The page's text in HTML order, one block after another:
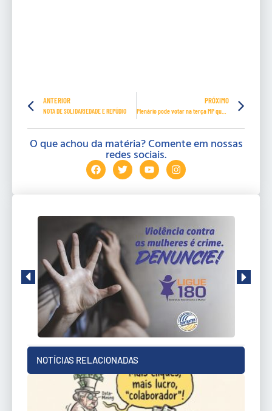
ANTERIOR
NOTA DE SOLIDARIEDADE E REPÚDIO
PRÓXIMO
Plenário pode votar na terça MP que permite antecipação de férias para evitar demissões durante pandemia
O que achou da matéria? Comente em nossas
redes sociais.
NOTÍCIAS RELACIONADAS